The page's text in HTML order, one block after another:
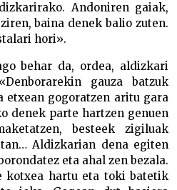
Andoniren gaiak,
baina denek balio zuten.
hori».
behar da, ordea, aldizkari
gauza batzuk
etxean gogoratzen aritu gara
denek parte hartzen genuen
besteek zigiluak
Aldizkarian dena egiten
eta ahal zen bezala.
kotxea hartu eta toki batetik